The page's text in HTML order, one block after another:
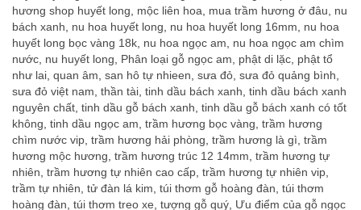
hương shop huyết long, mộc liên hoa, mua trầm hương ở đâu, nu
bách xanh, nu hoa huyết long, nu hoa huyết long 16mm, nu hoa
huyết long bọc vàng 18k, nu hoa ngọc am, nu hoa ngọc am chìm
nước, nu huyết long, Phân loại gỗ ngọc am, phật di lặc, phật tổ
như lai, quan âm, san hô tự nhieen, sưa đỏ, sưa đỏ quảng bình,
sưa đỏ việt nam, thần tài, tinh dầu bách xanh, tinh dầu bách xanh
nguyên chất, tinh dầu gỗ bách xanh, tinh dầu gỗ bách xanh có tốt
không, tinh dầu ngọc am, trầm hương bọc vàng, trầm hương
chìm nước vip, trầm hương hải phòng, trầm hương là gì, trầm
hương mộc hương, trầm hương trúc 12 14mm, trầm hương tự
nhiên, trầm hương tự nhiên cao cấp, trầm hương tự nhiên vip,
trầm tự nhiên, tử đàn lá kim, túi thơm gỗ hoàng đàn, túi thơm
hoàng đàn, túi thơm treo xe, tượng gỗ quý, Ưu điểm của gỗ ngọc